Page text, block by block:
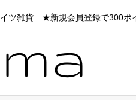
ツ雑貨 ★新規会員登録で300ポ